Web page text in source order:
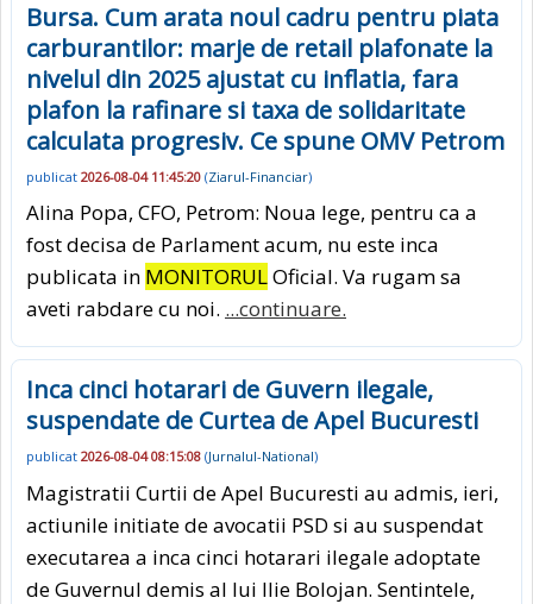
Bursa. Cum arata noul cadru pentru piata
carburantilor: marje de retail plafonate la
nivelul din 2025 ajustat cu inflatia, fara
plafon la rafinare si taxa de solidaritate
calculata progresiv. Ce spune OMV Petrom
publicat 2026-08-04 11:45:20 (Ziarul-Financiar)
Alina Popa, CFO, Petrom: Noua lege, pentru ca a
fost decisa de Parlament acum, nu este inca
publicata in MONITORULOficial. Va rugam sa
aveti rabdare cu noi. ...continuare.
Inca cinci hotarari de Guvern ilegale,
suspendate de Curtea de Apel Bucuresti
publicat 2026-08-04 08:15:08 (Jurnalul-National)
Magistratii Curtii de Apel Bucuresti au admis, ieri,
actiunile initiate de avocatii PSD si au suspendat
executarea a inca cinci hotarari ilegale adoptate
de Guvernul demis al lui Ilie Bolojan. Sentintele,